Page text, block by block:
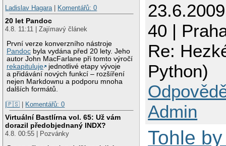
Ladislav Hagara | Komentářů: 0
20 let Pandoc
4.8. 11:11 | Zajímavý článek
První verze konverzního nástroje
Pandoc byla vydána před 20 lety. Jeho
autor John MacFarlane při tomto výročí
rekapituluje
jednotlivé etapy vývoje
a přidávání nových funkcí – rozšíření
nejen Markdownu a podporu mnoha
dalších formátů.
|🇵🇸 | Komentářů: 0
Virtuální Bastlírna vol. 65: Už vám
dorazil předobjednaný INDX?
4.8. 00:55 | Pozvánky
40 |
Re:
Python)
Admin
Tohle